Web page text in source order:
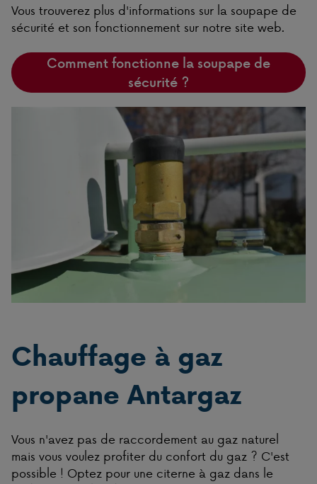
Vous trouverez plus d'informations sur la soupape de
sécurité et son fonctionnement sur notre site web.
Comment fonctionne la soupape de
sécurité ?
Chauffage à gaz
propane Antargaz
Vous n'avez pas de raccordement au gaz naturel
mais vous voulez profiter du confort du gaz ? C'est
possible ! Optez pour une citerne à gaz dans le